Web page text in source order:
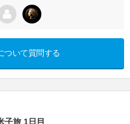
ついて質問する
子旅 1日目